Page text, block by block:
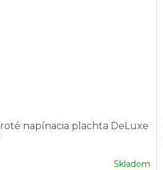
napínacia plachta DeLuxe
Skladom